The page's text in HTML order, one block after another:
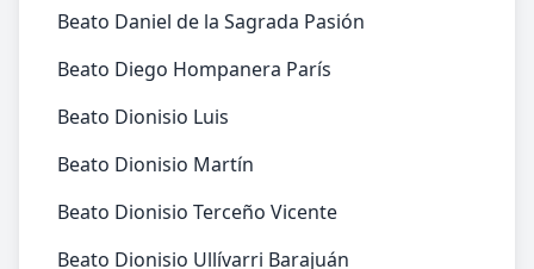
Beato Daniel de la Sagrada Pasión
Beato Diego Hompanera París
Beato Dionisio Luis
Beato Dionisio Martín
Beato Dionisio Terceño Vicente
Beato Dionisio Ullívarri Barajuán